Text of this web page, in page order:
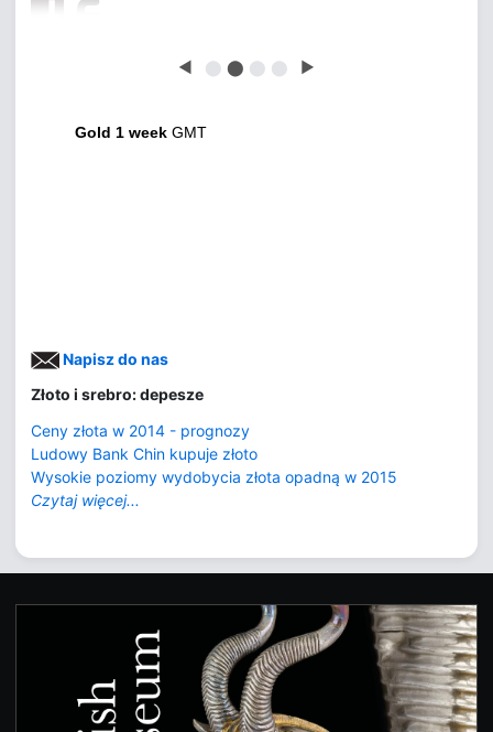
◀ ⬤ ⬤ ⬤ ⬤ ▶
Gold 1 week GMT
Napisz do nas
Złoto i srebro: depesze
Ceny złota w 2014 - prognozy
Ludowy Bank Chin kupuje złoto
Wysokie poziomy wydobycia złota opadną w 2015
Czytaj więcej...